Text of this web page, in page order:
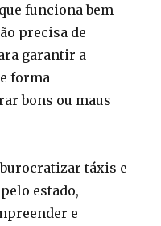
funciona bem
precisa de
garantir a
forma
bons ou maus
táxis e
estado,
e